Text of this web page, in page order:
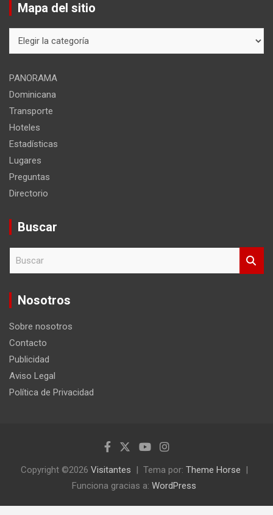
Mapa del sitio
del
PANORAMA
Dominicana
Transporte
Hoteles
Estadísticas
Lugares
Preguntas
Directorio
Buscar
c
Nosotros
Sobre nosotros
Contacto
Publicidad
Aviso Legal
Política de Privacidad
Copyright ©2026 Visitantes Tema por: Theme Horse
Funciona gracias a: WordPress